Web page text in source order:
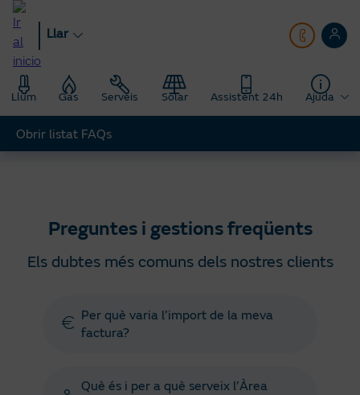
Anar
contingut
principal
Llar
Llum Gas Serveis Solar Assistent 24h Ajuda
Llar Ajuda Preguntes gestions freqüents
Preguntes i gestions freqüents
Els dubtes més comuns dels nostres clients
Per què varia l’import de la meva
factura?
Què és i per a què serveix l’Àrea
Obrir listat FAQs